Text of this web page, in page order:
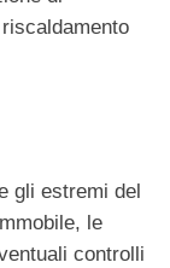
gli estremi del
le
controlli